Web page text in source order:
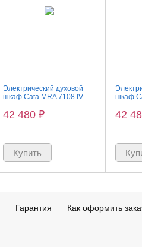
Электрический духовой
шкаф Cata MRA 7108 IV
42 480₽
шкаф
42
Гарантия Как оформить